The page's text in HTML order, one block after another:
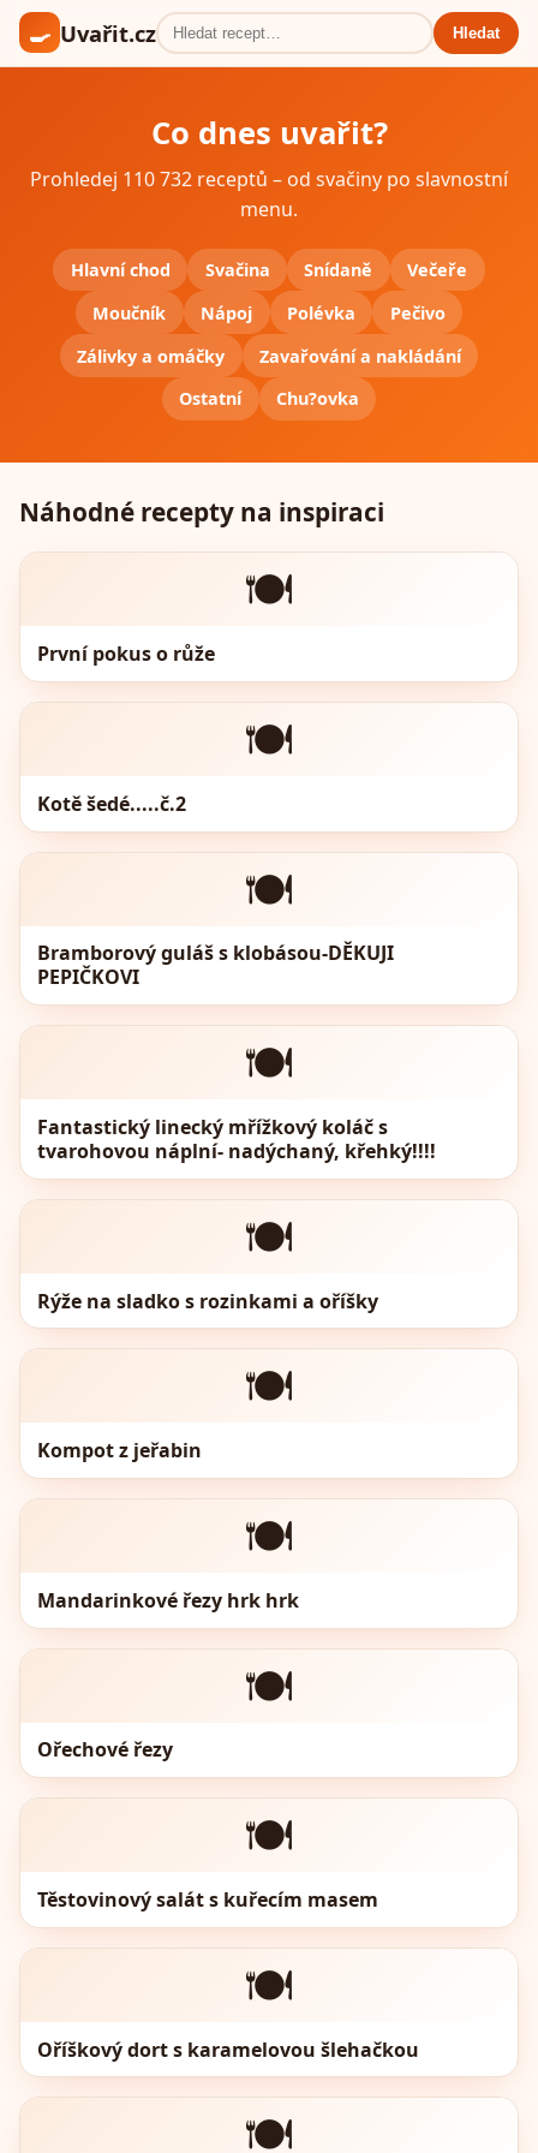
🍳 Uvařit.cz Hledat
Co dnes uvařit?
Prohledej 110 732 receptů – od svačiny po slavnostní
menu.
Hlavní chod Svačina Snídaně
Večeře
Moučník
Nápoj Polévka
Pečivo
Zálivky a omáčky
Zavařování a nakládání
Ostatní
Chu?ovka
Náhodné recepty na inspiraci
🍽️
První pokus o růže
🍽️
Kotě šedé.....č.2
🍽️
Bramborový guláš s klobásou-DĚKUJI
PEPIČKOVI
🍽️
Fantastický linecký mřížkový koláč s
tvarohovou náplní- nadýchaný, křehký!!!!
🍽️
Rýže na sladko s rozinkami a oříšky
🍽️
Kompot z jeřabin
🍽️
Mandarinkové řezy hrk hrk
🍽️
Ořechové řezy
🍽️
Těstovinový salát s kuřecím masem
🍽️
Oříškový dort s karamelovou šlehačkou
🍽️